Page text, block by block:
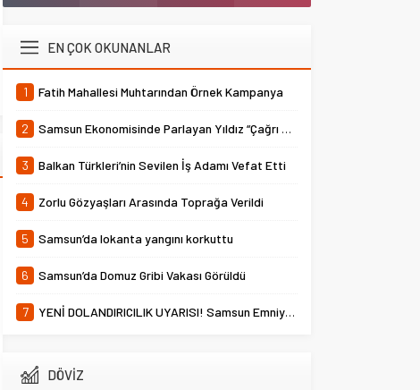
EN ÇOK OKUNANLAR
1 Fatih Mahallesi Muhtarından Örnek Kampanya
2 Samsun Ekonomisinde Parlayan Yıldız “Çağrı Temper”
3 Balkan Türkleri’nin Sevilen İş Adamı Vefat Etti
4 Zorlu Gözyaşları Arasında Toprağa Verildi
5 Samsun’da lokanta yangını korkuttu
6 Samsun’da Domuz Gribi Vakası Görüldü
7 YENİ DOLANDIRICILIK UYARISI! Samsun Emniyet Müdürlüğü Uyardı
DÖVİZ